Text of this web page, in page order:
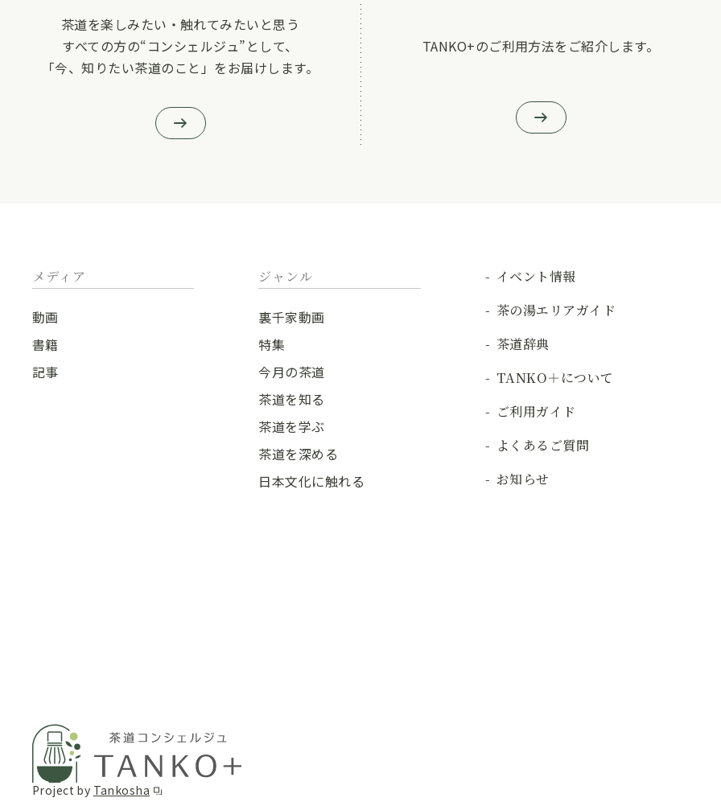
茶道を楽しみたい・触れてみたいと思う
すべての方の“コンシェルジュ”として、
「今、知りたい茶道のこと」をお届けします。
TANKO+のご利用方法をご紹介します。
メディア
動画
書籍
記事
ジャンル
裏千家動画
特集
今月の茶道
茶道を知る
茶道を学ぶ
茶道を深める
日本文化に触れる
イベント情報
茶の湯エリアガイド
茶道辞典
TANKO＋について
ご利用ガイド
よくあるご質問
お知らせ
Project by Tankosha